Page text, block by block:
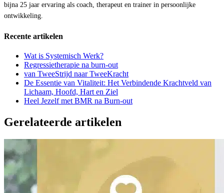
bijna 25 jaar ervaring als coach, therapeut en trainer in persoonlijke
ontwikkeling.
Recente artikelen
Wat is Systemisch Werk?
Regressietherapie na burn-out
van TweeStrijd naar TweeKracht
De Essentie van Vitaliteit: Het Verbindende Krachtveld van
Lichaam, Hoofd, Hart en Ziel
Heel Jezelf met BMR na Burn-out
Gerelateerde artikelen